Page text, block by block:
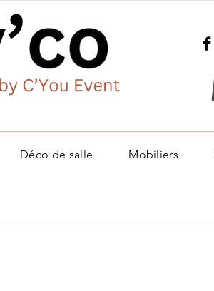
Déco de salle Mobiliers